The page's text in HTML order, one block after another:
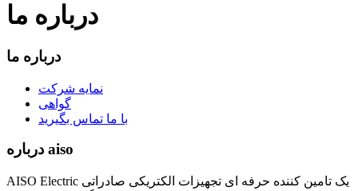
درباره ما
درباره ما
نمایه شرکت
گواهی
با ما تماس بگیرید
درباره aiso
AISO Electric یک تامین کننده حرفه ای تجهیزات الکتریکی صادراتی